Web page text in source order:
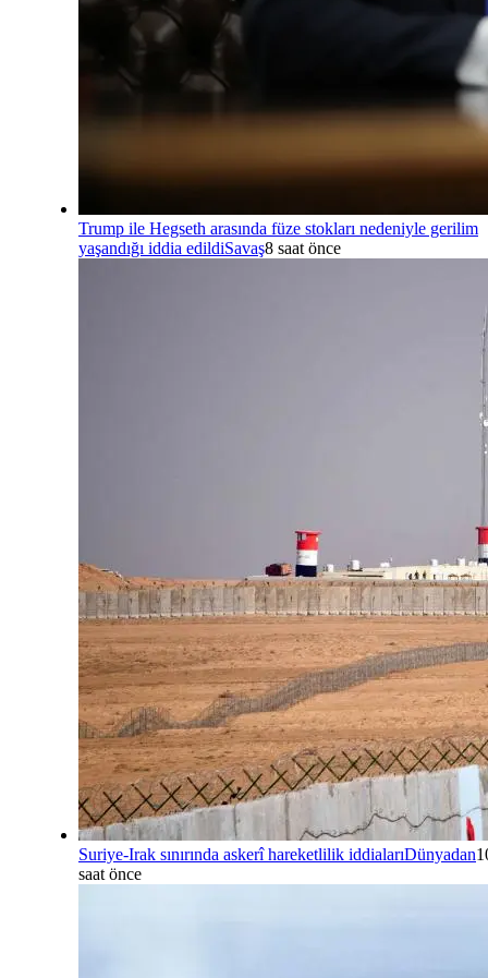
Trump ile Hegseth arasında füze stokları nedeniyle gerilim
yaşandığı iddia edildiSavaş8 saat önce
Suriye-Irak sınırında askerî hareketlilik iddialarıDünyadan
saat önce